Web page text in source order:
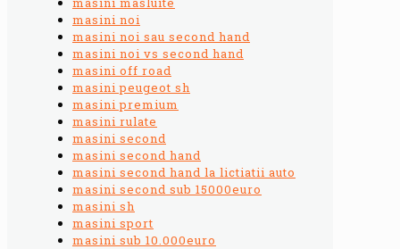
masini noi
masini noi sau second hand
masini noi vs second hand
masini off road
masini peugeot sh
masini premium
masini rulate
masini second
masini second hand
masini second hand la lictiatii auto
masini second sub 15000euro
masini sh
masini sport
masini sub 10.000euro